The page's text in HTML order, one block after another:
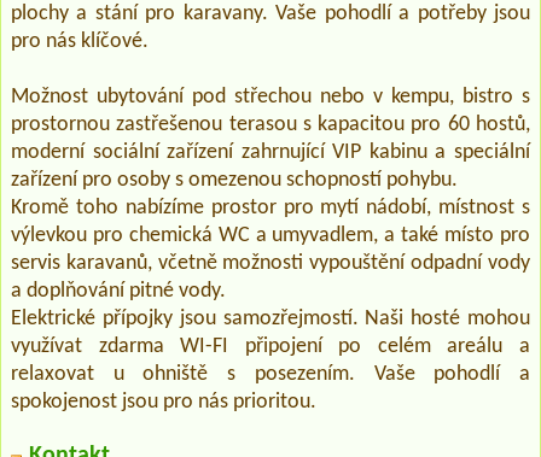
plochy a stání pro karavany. Vaše pohodlí a potřeby jsou
pro nás klíčové.
Možnost ubytování pod střechou nebo v kempu, bistro s
prostornou zastřešenou terasou s kapacitou pro 60 hostů,
moderní sociální zařízení zahrnující VIP kabinu a speciální
zařízení pro osoby s omezenou schopností pohybu.
Kromě toho nabízíme prostor pro mytí nádobí, místnost s
výlevkou pro chemická WC a umyvadlem, a také místo pro
servis karavanů, včetně možnosti vypouštění odpadní vody
a doplňování pitné vody.
Elektrické přípojky jsou samozřejmostí. Naši hosté mohou
využívat zdarma WI-FI připojení po celém areálu a
relaxovat u ohniště s posezením. Vaše pohodlí a
spokojenost jsou pro nás prioritou.